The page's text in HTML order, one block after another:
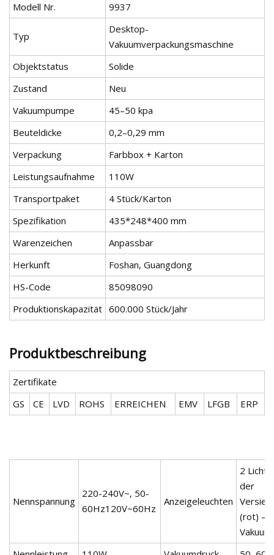
Modell Nr. 9937
Typ
Desktop-
Vakuumverpackungsmaschine
Objektstatus
Solide
Zustand
Neu
Vakuumpumpe
45–50 kpa
Beuteldicke
0,2–0,29 mm
Verpackung
Farbbox + Karton
Leistungsaufnahme
110W
Transportpaket
4 Stück/Karton
Spezifikation
435*248*400 mm
Warenzeichen
Anpassbar
Herkunft
Foshan, Guangdong
HS-Code
85098090
Produktionskapazität 600.000 Stück/Jahr
Produktbeschreibung
Zertifikate
GS
CE LVD ROHS ERREICHEN EMV LFGB ERP
Nennspannung
220-240V~, 50-
60Hz120V~60Hz
Anzeigeleuchten
2
der
(rot) –